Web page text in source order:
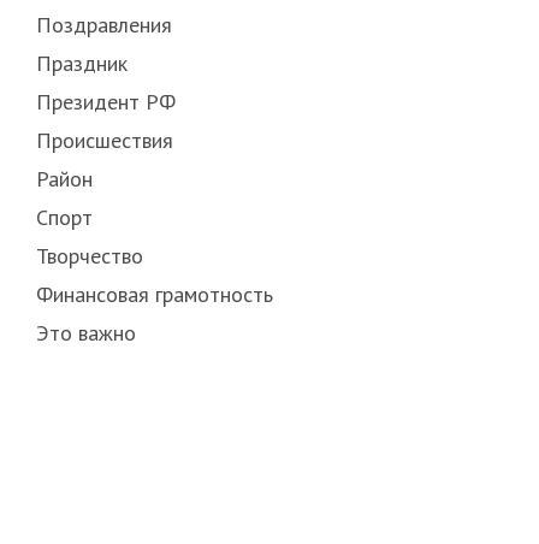
Поздравления
Праздник
Президент РФ
Происшествия
Район
Спорт
Творчество
Финансовая грамотность
Это важно